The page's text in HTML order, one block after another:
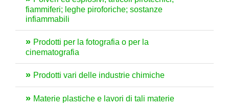
fiammiferi; leghe piroforiche; sostanze
infiammabili
Prodotti per la fotografia o per la
cinematografia
Prodotti vari delle industrie chimiche
Materie plastiche e lavori di tali materie